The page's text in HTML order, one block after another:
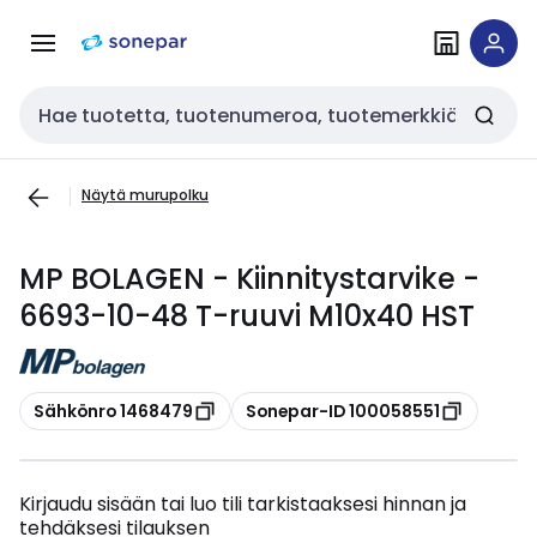
navigointiinsisältöön
Haku
Näytä murupolku
MP BOLAGEN - Kiinnitystarvike -
6693-10-48 T-ruuvi M10x40 HST
Kopioi
Sähkönro 1468479 Kopioi
Sonepar-ID 100058551
Kirjaudu sisään tai luo tili tarkistaaksesi hinnan ja
tehdäksesi tilauksen